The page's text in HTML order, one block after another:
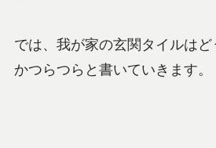
では、我が家の玄関タイルは
かつらつらと書いていきます。